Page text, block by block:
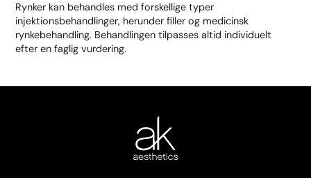
Rynker kan behandles med forskellige typer
injektionsbehandlinger, herunder filler og medicinsk
rynkebehandling. Behandlingen tilpasses altid individuelt
efter en faglig vurdering.